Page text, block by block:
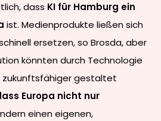
dass KI für Hamburg ein
ist. Medienprodukte ließen sich
ersetzen, so Brosda, aber
könnten durch Technologie
zukunftsfähiger gestaltet
Europa nicht nur
einen eigenen,